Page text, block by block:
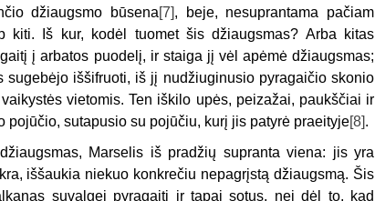
džiaugsmo būsena[7], beje, nesuprantama pačiam
Iš kur, kodėl tuomet šis džiaugsmas? Arba kitas
į arbatos puodelį, ir staiga jį vėl apėmė džiaugsmas;
iššifruoti, iš jį nudžiuginusio pyragaičio skonio
vietomis. Ten iškilo upės, peizažai, paukščiai ir
sutapusio su pojūčiu, kurį jis patyrė praeityje[8].
Marselis iš pradžių supranta viena: jis yra
iššaukia niekuo konkrečiu nepagrįstą džiaugsmą. Šis
suvalgei pyragaitį ir tapai sotus, nei dėl to, kad